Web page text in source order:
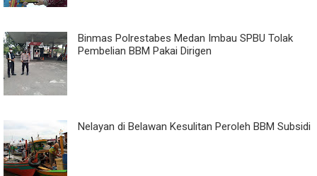
Binmas Polrestabes Medan Imbau SPBU Tolak
Pembelian BBM Pakai Dirigen
Nelayan di Belawan Kesulitan Peroleh BBM Subsidi